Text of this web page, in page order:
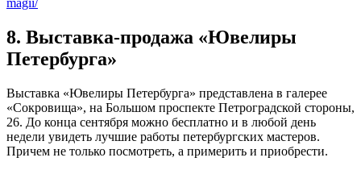
magii/
8. Выставка-продажа «Ювелиры
Петербурга»
Выставка «Ювелиры Петербурга» представлена в галерее
«Сокровища», на Большом проспекте Петроградской стороны,
26. До конца сентября можно бесплатно и в любой день
недели увидеть лучшие работы петербургских мастеров.
Причем не только посмотреть, а примерить и приобрести.